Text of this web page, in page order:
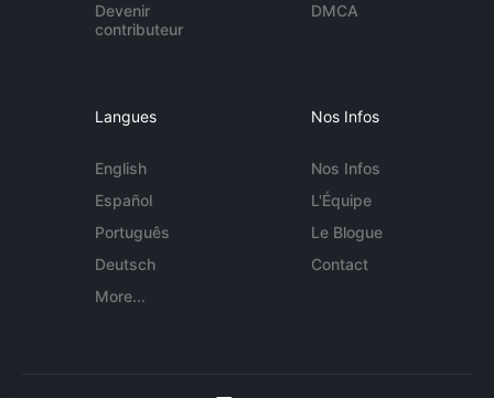
Devenir
contributeur
DMCA
Langues
English
Español
Português
Deutsch
More...
Nos Infos
Nos Infos
L'Équipe
Le Blogue
Contact